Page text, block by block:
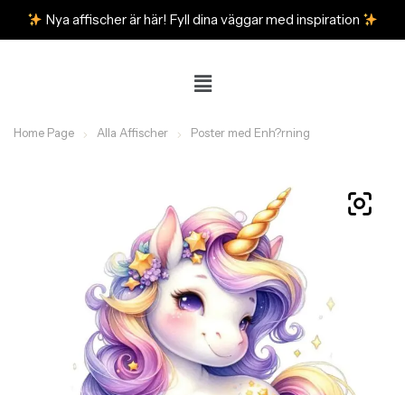
Nya affischer är här! Fyll dina väggar med inspiration
Home Page Alla Affischer Poster med Enh?rning